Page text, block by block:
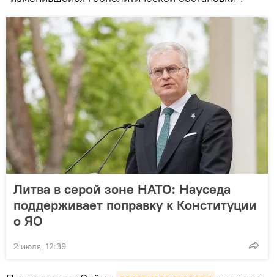
Литва в серой зоне НАТО: Науседа
поддерживает поправку к Конституции
о ЯО
2 июля, 12:39